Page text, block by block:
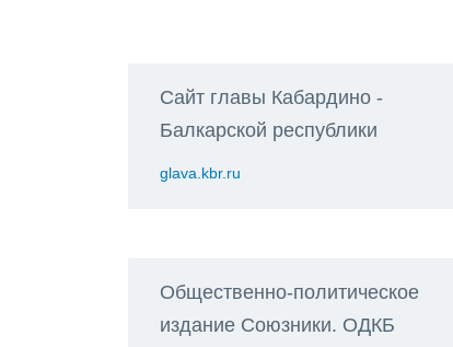
Сайт главы Кабардино -
Балкарской республики
glava.kbr.ru
Общественно-политическое
издание Союзники. ОДКБ